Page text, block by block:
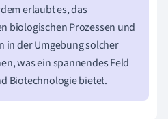
erlaubt es, das
biologischen Prozessen und
in der Umgebung solcher
was ein spannendes Feld
Biotechnologie bietet.